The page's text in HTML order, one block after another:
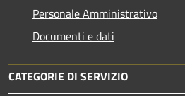
Personale Amministrativo
Documenti e dati
CATEGORIE DI SERVIZIO